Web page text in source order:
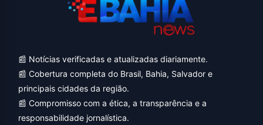
📰 Notícias verificadas e atualizadas diariamente.
📰 Cobertura completa do Brasil, Bahia, Salvador e
principais cidades da região.
📰 Compromisso com a ética, a transparência e a
responsabilidade jornalística.